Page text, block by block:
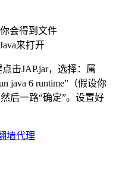
会得到文件
来打开
击JAP.jar，选择：属
java 6 runtime”（假设你
后一路“确定”。设置好